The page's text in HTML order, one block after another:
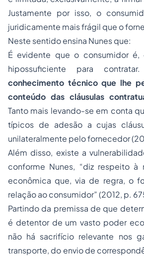
Justamente por isso, o
juridicamente mais frágil que o
Neste sentido ensina Nunes que:
É evidente que o consumidor é,
hipossuficiente para
conhecimento técnico que lhe
conteúdo das cláusulas
Tanto mais levando-se em conta
típicos de adesão a cujas
unilateralmente pelo fornecedor
Além disso, existe a
conforme Nunes, “diz respeito à
econômica que, via de regra, o
relação ao consumidor” (2012, p.
Partindo da premissa de que
é detentor de um vasto poder
não há sacrifício relevante nos
transporte, do envio de